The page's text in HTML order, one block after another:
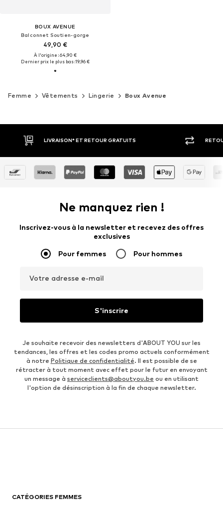
BOUX AVENUE
Balconnet Soutien-gorge
49,90 €
À l'origine : 64,90 €
Dernier prix le plus bas :19,96 €
Femme Vêtements Lingerie Boux Avenue
RETOUR SOUS 30 JOURS
Ne manquez rien !
Inscrivez-vous à la newsletter et recevez des offres
exclusives
Pour femmes Pour hommes
Votre adresse e-mail
S'inscrire
Je souhaite recevoir des newsletters d'ABOUT YOU sur les
tendances, les offres et les codes promo actuels conformément
à notre Politique de confidentialité. Il est possible de se
rétracter à tout moment avec effet pour le futur en envoyant
un message à serviceclients@aboutyou.be ou en utilisant
l'option de désinscription à la fin de chaque newsletter.
CATÉGORIES FEMMES